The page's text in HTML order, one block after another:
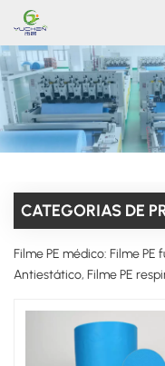
CATEGORIAS DE
Filme PE médico: Filme
Antiestático, Filme PE